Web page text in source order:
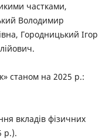
частками,
Володимир
Городницький Ігор
станом на 2025 р.:
вкладів фізичних
р.).